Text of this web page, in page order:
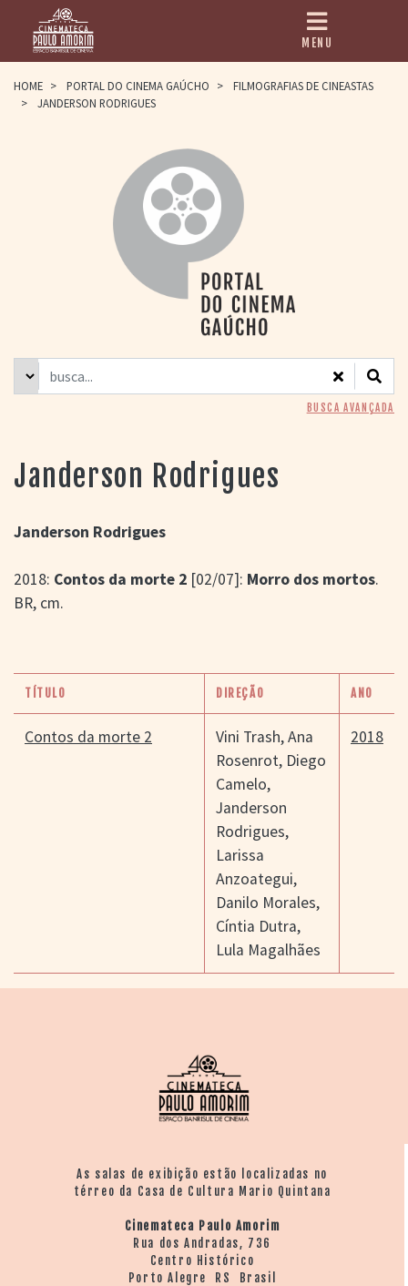
HOME
PAULO AMORIM
> HOMENAGEADOS
> EQUIPE
> ASSOCIAÇÃO DOS
> BIBLIOTECA
ROMEU GRIMALDI
> GRADE SEMANAL
> PREÇOS E
DESCONTOS
PORTAL DO
CINEMA GAÚCHO
> BUSCA AVANÇADA
> FILMOGRAFIAS DE
LOCALIZAÇÃO
MENU
HOME > PORTAL DO CINEMA GAÚCHO >
FILMOGRAFIAS DE CINEASTAS
>
JANDERSON RODRIGUES
BUSCA AVANÇADA
Janderson Rodrigues
Janderson Rodrigues
2018: Contos da morte 2 [02/07]: Morro dos mortos.
BR, cm.
TÍTULO DIREÇÃO ANO
Contos da morte 2 Vini Trash,Ana
Rosenrot, Diego
Camelo,
Janderson
Rodrigues,
Larissa
Anzoategui,
Danilo Morales,
Cíntia Dutra,
Lula Magalhães
2018
As salas de exibição estão localizadas no
térreo da Casa de Cultura Mario Quintana
Cinemateca Paulo Amorim
Rua dos Andradas, 736
Centro Histórico
Porto Alegre RS Brasil